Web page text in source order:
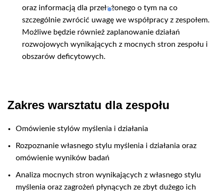
oraz informacją dla przełożonego o tym na co
szczególnie zwrócić uwagę we współpracy z zespołem.
Możliwe będzie również zaplanowanie działań
rozwojowych wynikających z mocnych stron zespołu i
obszarów deficytowych.
Zakres warsztatu dla zespołu
Omówienie stylów myślenia i działania
Rozpoznanie własnego stylu myślenia i działania oraz
omówienie wyników badań
Analiza mocnych stron wynikających z własnego stylu
myślenia oraz zagrożeń płynących ze zbyt dużego ich